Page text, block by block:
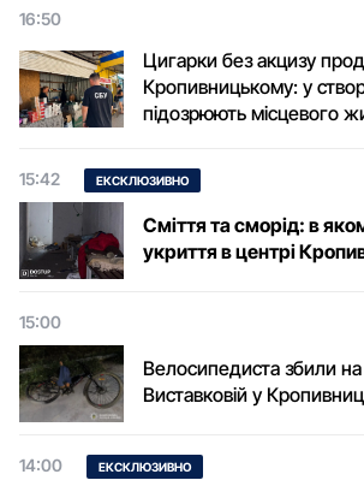
16:50
Цигарки без акцизу
Кропивницькому: у
підозрюють місцевого
15:42 ЕКСКЛЮЗИВНО
Сміття та сморід: в
укриття в центрі
15:00
Велосипедиста збили
Виставковій у
14:00 ЕКСКЛЮЗИВНО